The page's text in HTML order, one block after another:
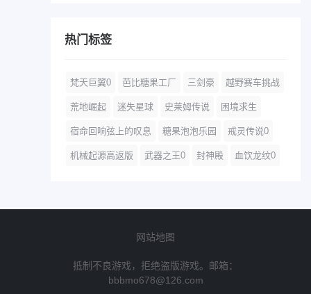
热门标签
梵天巨翼0 芭比糖果工厂 三剑豪 越野赛车挑战
荒地崛起 迷失星球 史莱姆传说 困境求生
宿命回响弦上的叹息 糖果泡泡乐园 戒灵传说0
机械起源高返版 武器之王0 封神殿 血饮龙纹0
网站地图
抵制不良游戏，拒绝盗版游戏。邮箱：
bbbmo678@126.com